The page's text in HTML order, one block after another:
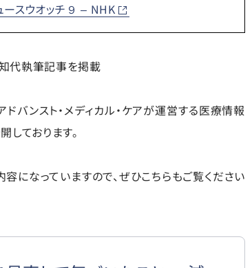
ースウオッチ９ – NHK
代執筆記事を掲載
バンスト・メディカル・ケアが運営する医療情報
しております。
になっていますので、ぜひこちらもご覧ください